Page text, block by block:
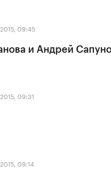
09:45
и Андрей
09:31
09:14